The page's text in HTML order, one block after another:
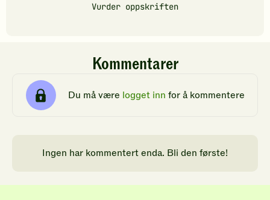
Vurder oppskriften
Kommentarer
Du må være logget inn for å kommentere
Ingen har kommentert enda. Bli den første!